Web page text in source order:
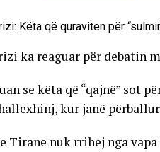
ka reaguar për debatin
se këta që “qajnë” sot
kur janë
Tirane nuk rrihej nga